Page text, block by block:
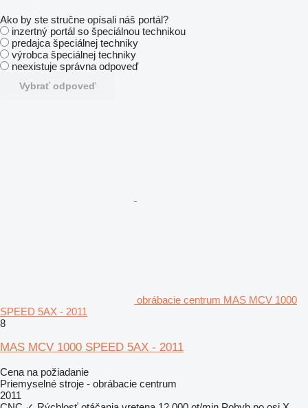
Ako by ste stručne opísali náš portál?
inzertný portál so špeciálnou technikou
predajca špeciálnej techniky
výrobca špeciálnej techniky
neexistuje správna odpoveď
Vybrať odpoveď
obrábacie centrum MAS MCV 1000
SPEED 5AX - 2011
8
MAS MCV 1000 SPEED 5AX - 2011
Cena na požiadanie
Priemyselné stroje - obrábacie centrum
2011